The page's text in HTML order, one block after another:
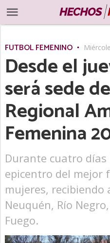
FÚTBOL FEMENINO
Desde el
será sede
Regional
Femenina
Durante cuatro días
epicentro del mejor
mujeres, recibiendo
Neuquén, Río
Fuego.